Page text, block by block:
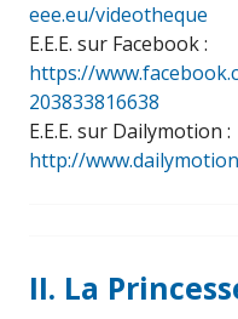
eee.eu/videotheque
E.E.E. sur Facebook :
https://
203833816638
E.E.E. sur Dailymotion :
http://
II. La